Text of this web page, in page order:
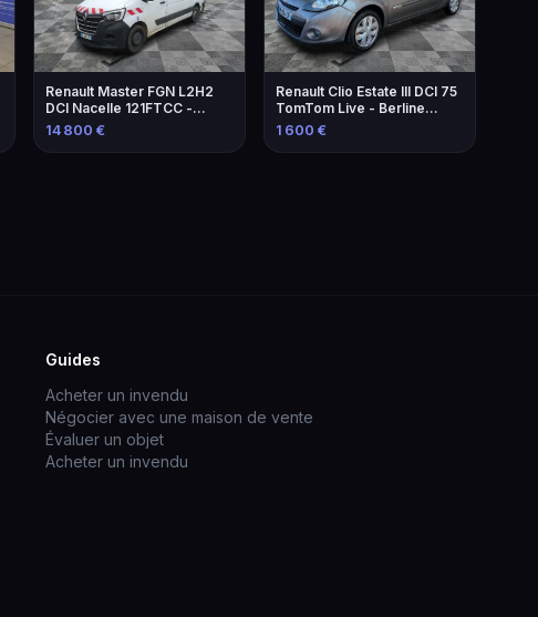
Renault Master FGN L2H2
DCI Nacelle 121FTCC -
Élévateur de 2021
14 800 €
Renault Clio Estate III DCI 75
TomTom Live - Berline
familiale économique
1 600 €
Guides
Acheter un invendu
Négocier avec une maison de vente
Évaluer un objet
Acheter un invendu